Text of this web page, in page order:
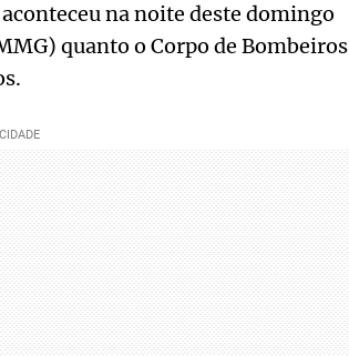
na noite deste domingo
quanto o Corpo de Bombeiros